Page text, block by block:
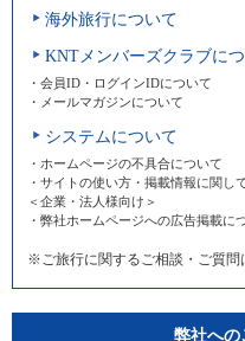
海外旅行について
KNTメンバーズクラブに
・会員ID・ログインIDについて
・メールマガジンについて
システムについて
・ホームページの不具合について
・サイトの使い方・掲載情報に関し
＜企業・法人様向け＞
・弊社ホームページへの広告掲載に
※ご旅行に関するご相談・ご質問
弊社への